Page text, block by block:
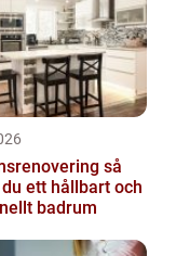
så
ett hållbart och
badrum